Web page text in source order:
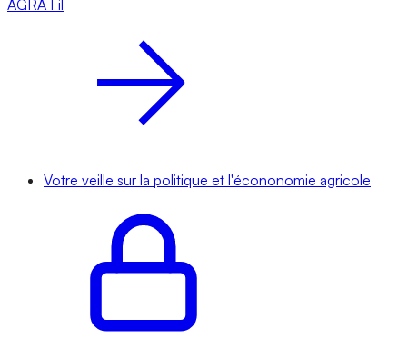
AGRA Fil
Votre veille sur la politique et l'écononomie agricole